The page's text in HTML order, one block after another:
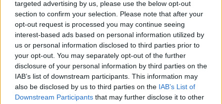
targeted advertising by us, please use the below opt-out
section to confirm your selection. Please note that after your
opt-out request is processed you may continue seeing
interest-based ads based on personal information utilized by
us or personal information disclosed to third parties prior to
your opt-out. You may separately opt-out of the further
disclosure of your personal information by third parties on the
IAB’s list of downstream participants. This information may
also be disclosed by us to third parties on the IAB’s List of
Downstream Participants that may further disclose it to other
http://www.kutatokejszakaja.
hu/2011/esemenynaptar/esemeny.php?
id=477&menu_id=4
A fenti honlap folyamatosan töltődik fel, ezért
kísérjék figyelemmel többször is!
Kérlek gyertek, és hívjatok másokat is!
Köszönöm.